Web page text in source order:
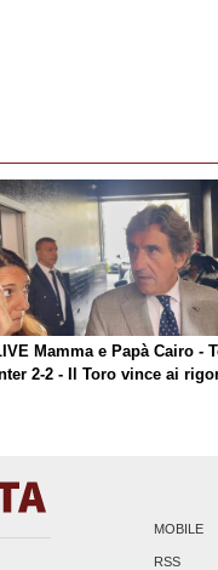
Mamma e Papà Cairo -
2-2 - Il Toro vince ai
MOBILE
RSS